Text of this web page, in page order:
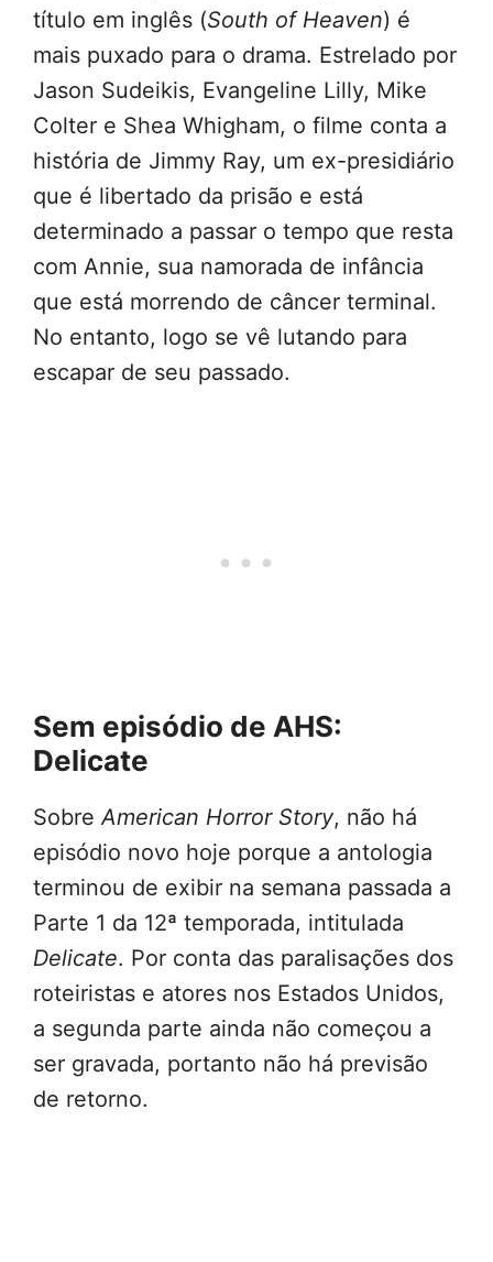
título em inglês (South of Heaven) é
mais puxado para o drama. Estrelado por
Jason Sudeikis, Evangeline Lilly, Mike
Colter e Shea Whigham, o filme conta a
história de Jimmy Ray, um ex-presidiário
que é libertado da prisão e está
determinado a passar o tempo que resta
com Annie, sua namorada de infância
que está morrendo de câncer terminal.
No entanto, logo se vê lutando para
escapar de seu passado.
Sem episódio de AHS:
Delicate
SobreAmerican Horror Story, não há
episódio novo hoje porque a antologia
terminou de exibir na semana passada a
Parte 1 da 12ª temporada, intitulada
Delicate. Por conta das paralisações dos
roteiristas e atores nos Estados Unidos,
a segunda parte ainda não começou a
ser gravada, portanto não há previsão
de retorno.